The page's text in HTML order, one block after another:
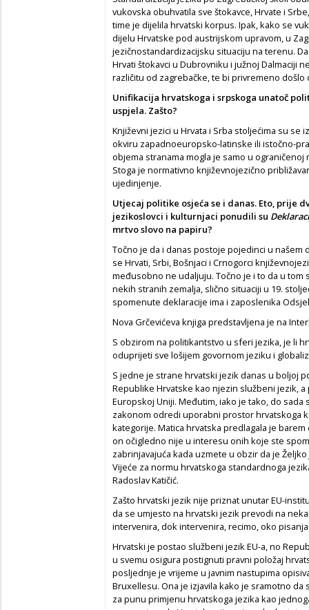
vukovska obuhvatila sve štokavce, Hrvate i
time je dijelila hrvatski korpus. Ipak, kako se
dijelu Hrvatske pod austrijskom upravom, u
jezičnostandardizacijsku situaciju na terenu.
Hrvati štokavci u Dubrovniku i južnoj Dalmaciji
različitu od zagrebačke, te bi privremeno
Unifikacija hrvatskoga i srpskoga unatoč
uspjela. Zašto?
Književni jezici u Hrvata i Srba stoljećima su
okviru zapadnoeuropsko-latinske ili istočno-
objema stranama mogla je samo u
Stoga je normativno književnojezično
ujedinjenje.
Utjecaj politike osjeća se i danas. Eto, prije
jezikoslovci i kulturnjaci ponudili su
mrtvo slovo na papiru?
Točno je da i danas postoje pojedinci u
se Hrvati, Srbi, Bošnjaci i Crnogorci
međusobno ne udaljuju. Točno je i to da u
nekih stranih zemalja, slično situaciji u 19.
spomenute deklaracije ima i zaposlenika
Nova Grčevićeva knjiga predstavljena je na
S obzirom na politikantstvo u sferi jezika, je li
oduprijeti sve lošijem govornom jeziku i
S jedne je strane hrvatski jezik danas u boljoj
Republike Hrvatske kao njezin službeni jezik,
Europskoj Uniji. Međutim, iako je tako, do
zakonom odredi uporabni prostor hrvatskoga
kategorije. Matica hrvatska predlagala je
on očigledno nije u interesu onih koje ste
zabrinjavajuća kada uzmete u obzir da je
Vijeće za normu hrvatskoga standardnoga
Radoslav Katičić.
Zašto hrvatski jezik nije priznat unutar EU-
da se umjesto na hrvatski jezik prevodi na
intervenira, dok intervenira, recimo, oko
Hrvatski je postao službeni jezik EU-a, no
u svemu osigura postignuti pravni položaj
posljednje je vrijeme u javnim nastupima
Bruxellesu. Ona je izjavila kako je sramotno
za punu primjenu hrvatskoga jezika kao